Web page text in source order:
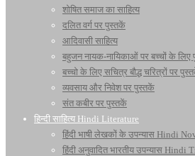
शोषित समाज का साहित्य
दलित वर्ग पर पुस्तकें
आदिवासी साहित्य
बहुजन नायक-नायिकाओं पर बच्चों के लिए
बच्चो के लिए सचित्र बौद्ध चरित्रों पर
व्यवसाय और निवेश पर पुस्तकें
संत कबीर पर पुस्तकें
हिन्दी साहित्य Hindi Literature
हिंदी भाषी लेखकों के उपन्यास Hindi
हिंदी अनुवादित भारतीय उपन्यास